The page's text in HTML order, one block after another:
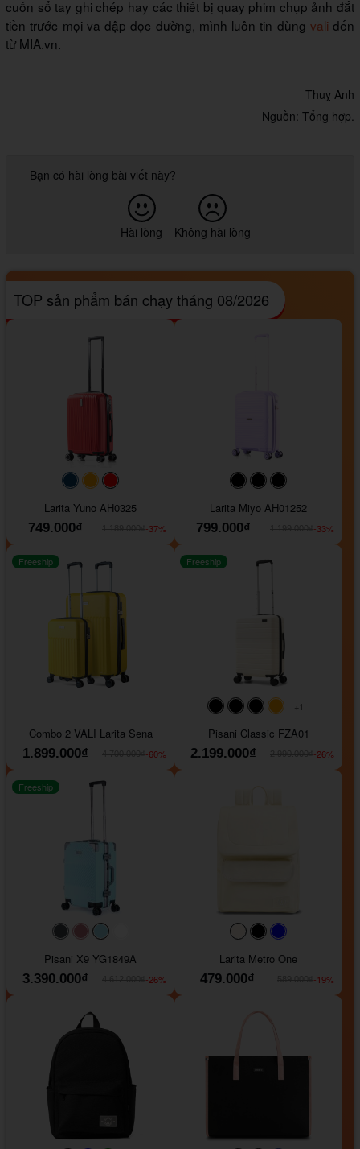
cuốn sổ tay ghi chép hay các thiết bị quay phim chụp ảnh đắt
tiền trước mọi va đập dọc đường, mình luôn tin dùng vali đến
từ MIA.vn.
Thuỵ Anh
Nguồn: Tổng hợp.
Bạn có hài lòng bài viết này?
Hài lòng Không hài lòng
TOP sản phẩm bán chạy tháng 08/2026
#093f69#ffa500
Larita Yuno AH0325
749.000₫
-37%
#000000#000000
Larita Miyo AH01252
799.000₫
-33%
Freeship
Combo 2 VALI Larita Sena
1.899.000₫
-60%
#000000#000000#000000
+1
Freeship
Pisani Classic FZA01
2.199.000₫
-26%
#40454a#b76e79
Freeship
Pisani X9 YG1849A
3.390.000₫
-26%
#faf0e6#000000
Larita Metro One
479.000₫
-19%